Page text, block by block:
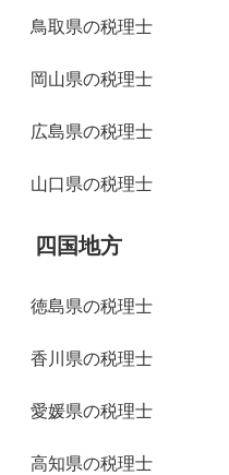
鳥取県の税理士
岡山県の税理士
広島県の税理士
山口県の税理士
四国地方
徳島県の税理士
香川県の税理士
愛媛県の税理士
高知県の税理士